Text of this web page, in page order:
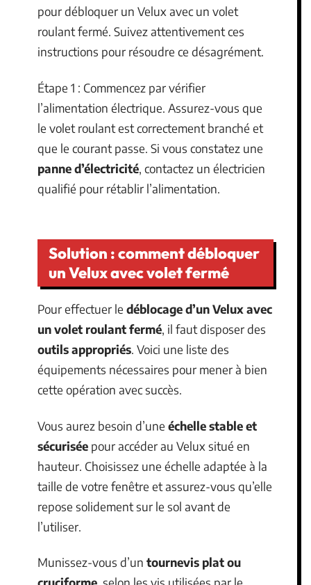
pour débloquer un Velux avec un volet
roulant fermé. Suivez attentivement ces
instructions pour résoudre ce désagrément.
Étape 1 : Commencez par vérifier
l’alimentation électrique. Assurez-vous que
le volet roulant est correctement branché et
que le courant passe. Si vous constatez une
panne d’électricité, contactez un électricien
qualifié pour rétablir l’alimentation.
Solution : comment débloquer
un Velux avec volet fermé
Pour effectuer le déblocage d’un Velux avec
un volet roulant fermé, il faut disposer des
outils appropriés. Voici une liste des
équipements nécessaires pour mener à bien
cette opération avec succès.
Vous aurez besoin d’une échelle stable et
sécurisée pour accéder au Velux situé en
hauteur. Choisissez une échelle adaptée à la
taille de votre fenêtre et assurez-vous qu’elle
repose solidement sur le sol avant de
l’utiliser.
Munissez-vous d’un tournevis plat ou